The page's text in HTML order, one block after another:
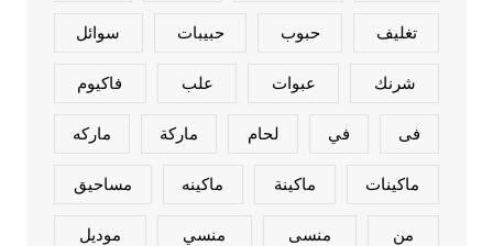
تغليف حبوب حبيبات سوائل
شرنك عبوات علب فاكيوم
فى في لحام ماركة ماركه
ماكينات ماكينة ماكينه مساحيق
من منسى منسي موديل